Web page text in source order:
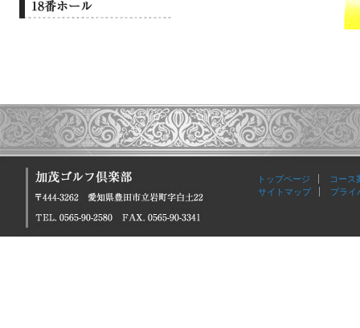
トップページ
コース
サイトマップ
プライ